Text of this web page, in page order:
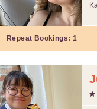
Repeat Bookings: 1